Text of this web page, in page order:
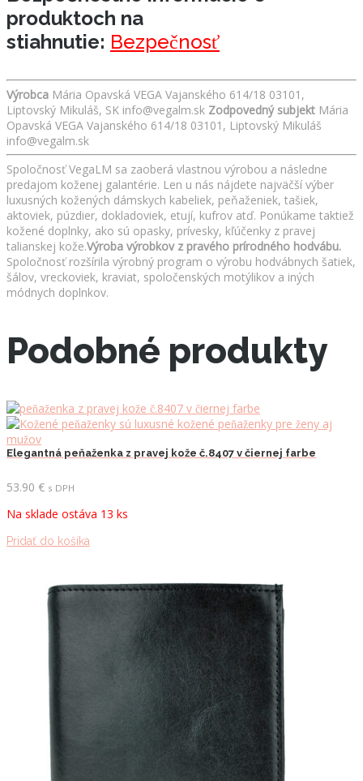
produktoch na
stiahnutie: Bezpečnosť
Výrobca Mária Opavská VEGA Vajanského 614/18 03101,
Liptovský Mikuláš, SK info@vegalm.sk Zodpovedný subjekt Mária
Opavská VEGA Vajanského 614/18 03101, Liptovský Mikuláš
info@vegalm.sk
Spoločnosť VegaLM sa zaoberá vlastnou výrobou a následne
predajom koženej galantérie. Len u nás nájdete najväčší výber
luxusných kožených dámskych kabeliek, peňaženiek, tašiek,
aktoviek, púzdier, dokladoviek, etují, kufrov atď. Ponúkame taktiež
kožené doplnky, ako sú opasky, prívesky, kľúčenky z pravej
talianskej kože.Výroba výrobkov z pravého prírodného hodvábu.
Spoločnosť rozšírila výrobný program o výrobu hodvábnych šatiek,
šálov, vreckoviek, kraviat, spoločenských motýlikov a iných
módnych doplnkov.
Podobné produkty
Elegantná peňaženka z pravej kože č.8407 v čiernej farbe
53.90 € s DPH
Na sklade ostáva 13 ks
Pridať do košíka